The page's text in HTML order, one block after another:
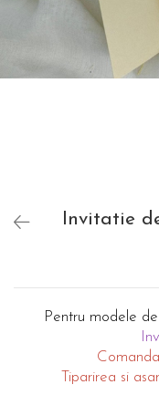
Puzzle personalizat
Rame foto personalizate
Plachete personalizate
evenimente
Umerase Personalizate
Invitatie
Pentru modele de
Tiparirea si